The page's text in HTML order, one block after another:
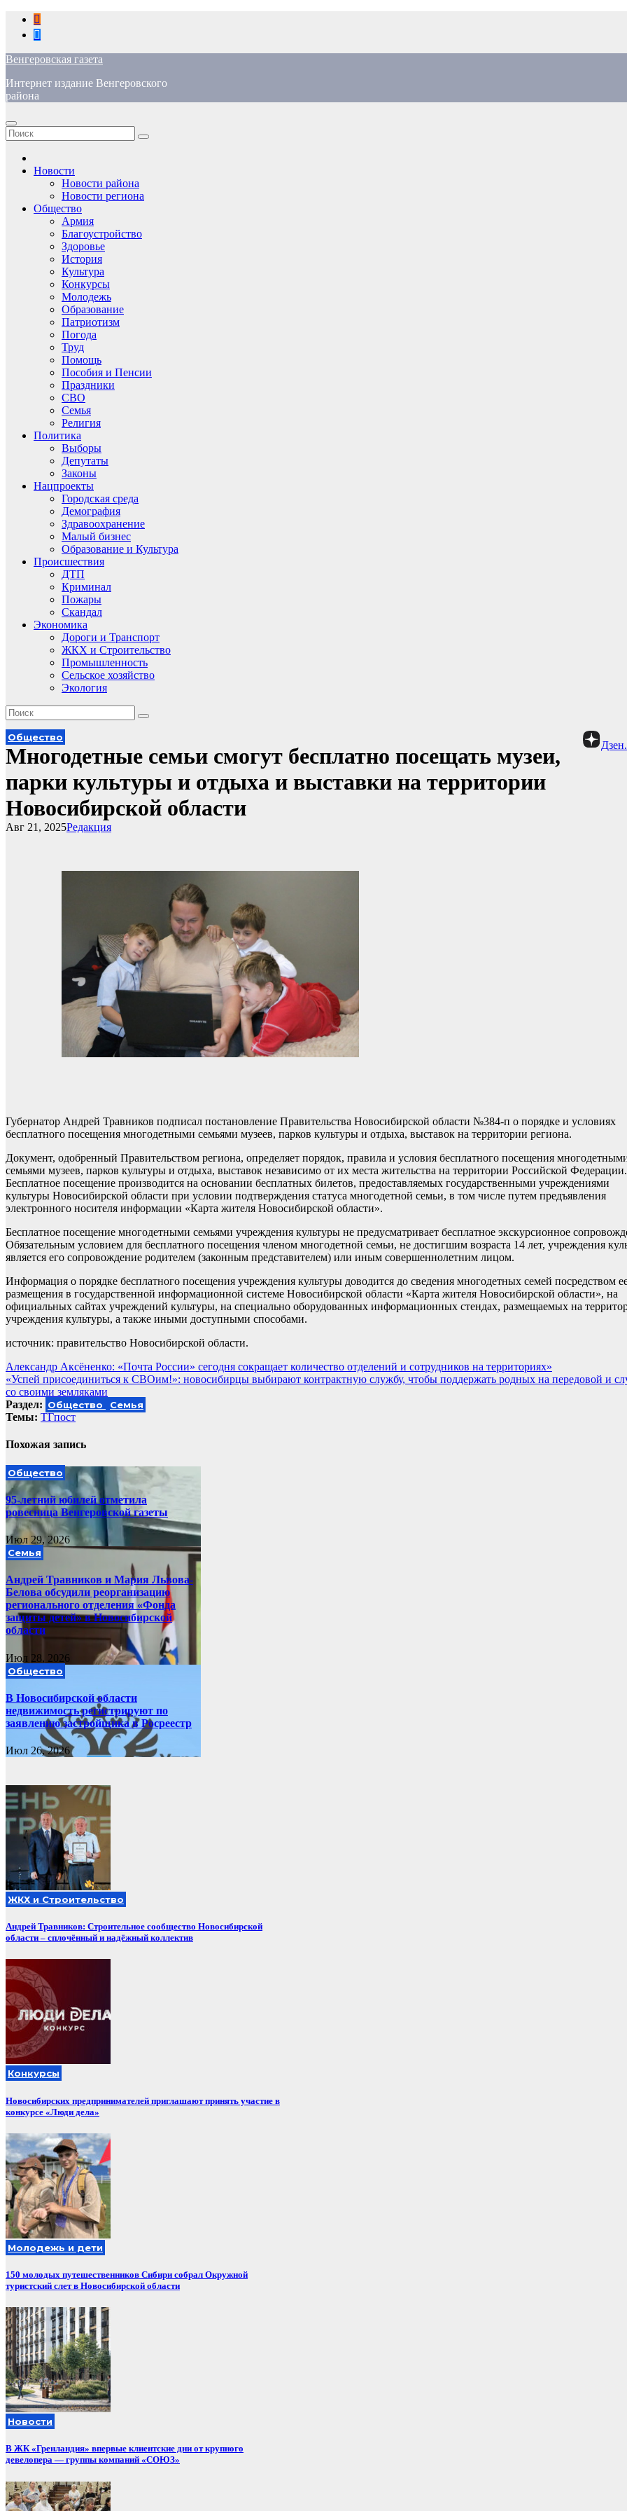
Перейти
содержимому
Венгеровская газета
Интернет издание Венгеровского
района
Новости
Новости района
Новости региона
Общество
Армия
Благоустройство
Здоровье
История
Культура
Конкурсы
Молодежь
Образование
Патриотизм
Погода
Труд
Помощь
Пособия и Пенсии
Праздники
СВО
Семья
Религия
Политика
Выборы
Депутаты
Законы
Нацпроекты
Городская среда
Демография
Здравоохранение
Малый бизнес
Образование и Культура
Происшествия
ДТП
Криминал
Пожары
Скандал
Экономика
Дороги и Транспорт
ЖКХ и Строительство
Промышленность
Сельское хозяйство
Экология
Общество
Многодетные семьи смогут бесплатно посещать музеи,
парки культуры и отдыха и выставки на территории
Новосибирской области
Редакция
Авг 21, 2025
Губернатор Андрей Травников подписал постановление Правительства Новосибирской области №384-п о порядке и условиях
бесплатного посещения многодетными семьями музеев, парков культуры и отдыха, выставок на территории региона.
Документ, одобренный Правительством региона, определяет порядок, правила и условия бесплатного посещения
семьями музеев, парков культуры и отдыха, выставок независимо от их места жительства на территории Российской Федерации.
Бесплатное посещение производится на основании бесплатных билетов, предоставляемых государственными учреждениями
культуры Новосибирской области при условии подтверждения статуса многодетной семьи, в том числе путем предъявления
электронного носителя информации «Карта жителя Новосибирской области».
Бесплатное посещение многодетными семьями учреждения культуры не предусматривает бесплатное экскурсионное
Обязательным условием для бесплатного посещения членом многодетной семьи, не достигшим возраста 14 лет, учреждения
является его сопровождение родителем (законным представителем) или иным совершеннолетним лицом.
Информация о порядке бесплатного посещения учреждения культуры доводится до сведения многодетных семей посредством
размещения в государственной информационной системе Новосибирской области «Карта жителя Новосибирской области», на
официальных сайтах учреждений культуры, на специально оборудованных информационных стендах, размещаемых на
учреждения культуры, а также иными доступными способами.
источник: правительство Новосибирской области.
Навигация
по
записям
Александр Аксёненко: «Почта России» сегодня сокращает количество отделений и сотрудников на территориях»
«Успей присоединиться к СВОим!»: новосибирцы выбирают контрактную службу, чтобы поддержать родных на передовой и
со своими земляками
Раздел: Общество Семья
Темы: ТГпост
Похожая запись
Общество
95-летний юбилей отметила
ровесница Венгеровской газеты
Июл 29, 2026
Семья
Андрей Травников и Мария Львова-
Белова обсудили реорганизацию
регионального отделения «Фонда
защиты детей» в Новосибирской
области
Июл 28, 2026
Общество
В Новосибирской области
недвижимость регистрируют по
заявлению застройщика в Росреестр
Июл 26, 2026
ЖКХ и Строительство
Андрей Травников: Строительное сообщество Новосибирской
области – сплочённый и надёжный коллектив
Конкурсы
Новосибирских предпринимателей приглашают принять участие в
конкурсе «Люди дела»
Молодежь и дети
150 молодых путешественников Сибири собрал Окружной
туристский слет в Новосибирской области
Новости
В ЖК «Гренландия» впервые клиентские дни от крупного
девелопера — группы компаний «СОЮЗ»